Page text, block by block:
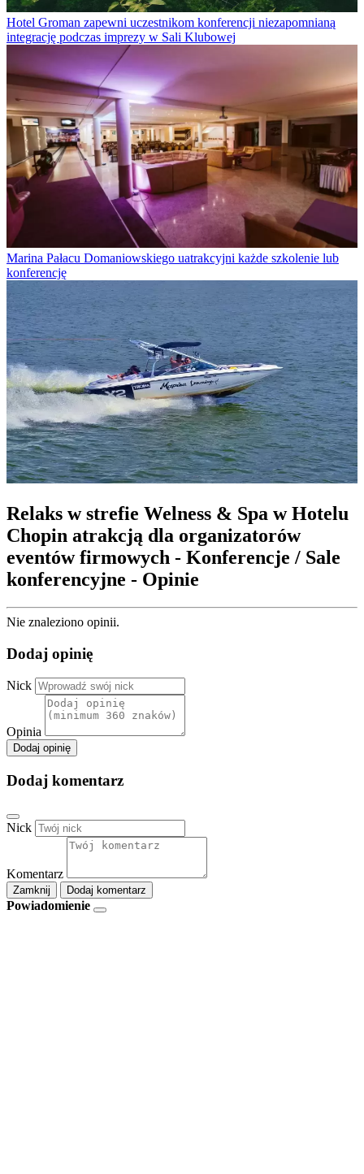
Hotel Groman zapewni uczestnikom konferencji niezapomnianą
integrację podczas imprezy w Sali Klubowej
Marina Pałacu Domaniowskiego uatrakcyjni każde szkolenie lub
konferencję
Relaks w strefie Welness & Spa w Hotelu
Chopin atrakcją dla organizatorów
eventów firmowych - Konferencje / Sale
konferencyjne - Opinie
Nie znaleziono opinii.
Dodaj opinię
Nick
Opinia
Dodaj opinię
Dodaj komentarz
Nick
Komentarz
Zamknij Dodaj komentarz
Powiadomienie